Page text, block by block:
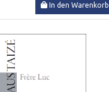
In den Warenkorb